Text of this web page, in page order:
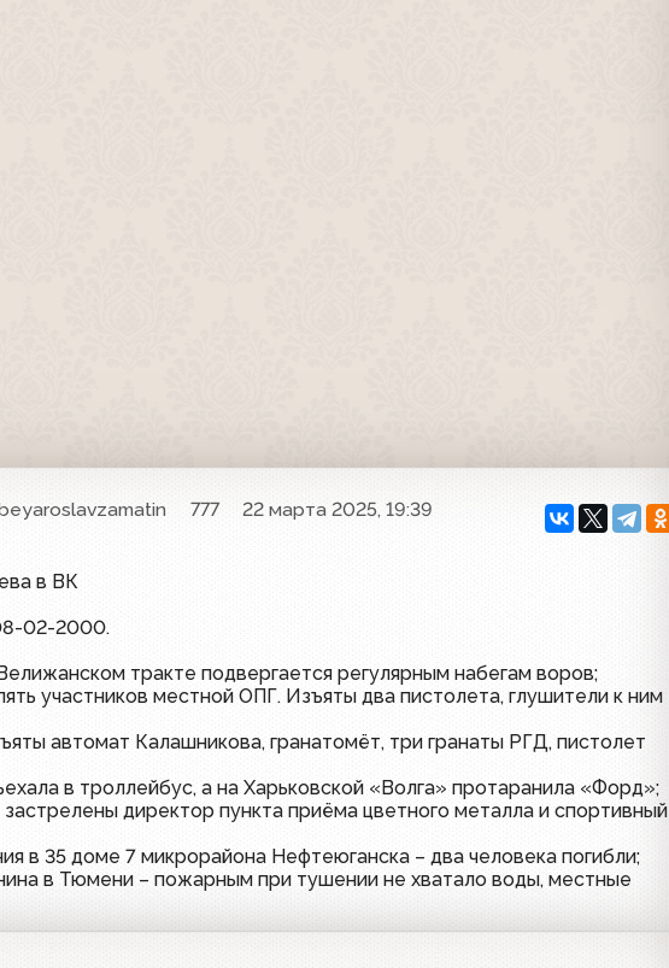
777
22 марта 2025, 19:39
в ВК
02-2000.
тракте подвергается регулярным набегам воров;
участников местной ОПГ. Изъяты два пистолета, глушители к ним
автомат Калашникова, гранатомёт, три гранаты РГД, пистолет
в троллейбус, а на Харьковской «Волга» протаранила «Форд»;
директор пункта приёма цветного металла и спортивный
в 35 доме 7 микрорайона Нефтеюганска – два человека погибли;
в Тюмени – пожарным при тушении не хватало воды, местные